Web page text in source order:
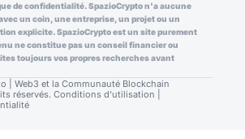
de confidentialité. SpazioCrypto n'a aucune
un coin, une entreprise, un projet ou un
explicite. SpazioCrypto est un site purement
ne constitue pas un conseil financier ou
toujours vos propres recherches avant
| Web3 et la Communauté Blockchain
réservés. Conditions d'utilisation